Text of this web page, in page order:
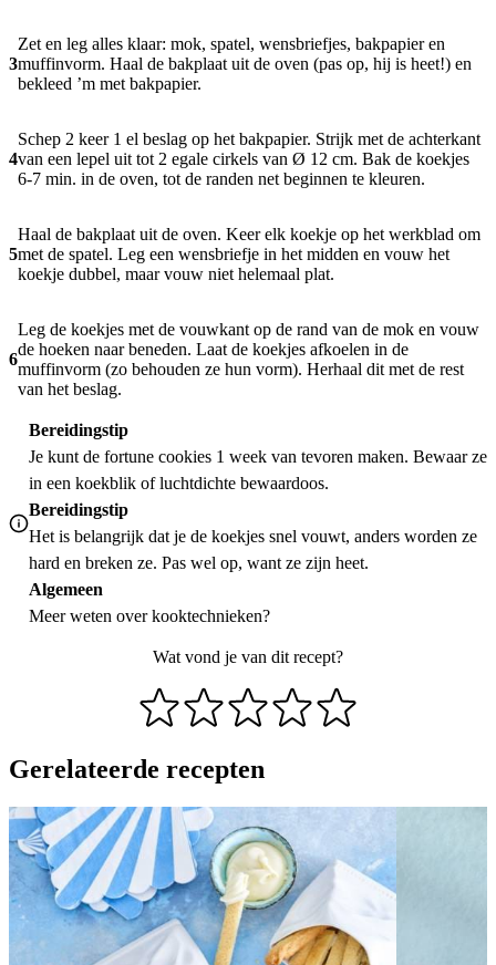
3
Zet en leg alles klaar: mok, spatel, wensbriefjes, bakpapier en
muffinvorm. Haal de bakplaat uit de oven (pas op, hij is heet!) en
bekleed ’m met bakpapier.
4
Schep 2 keer 1 el beslag op het bakpapier. Strijk met de achterkant
van een lepel uit tot 2 egale cirkels van Ø 12 cm. Bak de koekjes
6-7 min. in de oven, tot de randen net beginnen te kleuren.
5
Haal de bakplaat uit de oven. Keer elk koekje op het werkblad om
met de spatel. Leg een wensbriefje in het midden en vouw het
koekje dubbel, maar vouw niet helemaal plat.
6
Leg de koekjes met de vouwkant op de rand van de mok en vouw
de hoeken naar beneden. Laat de koekjes afkoelen in de
muffinvorm (zo behouden ze hun vorm). Herhaal dit met de rest
van het beslag.
Bereidingstip
Je kunt de fortune cookies 1 week van tevoren maken. Bewaar ze
in een koekblik of luchtdichte bewaardoos.
Bereidingstip
Het is belangrijk dat je de koekjes snel vouwt, anders worden ze
hard en breken ze. Pas wel op, want ze zijn heet.
Algemeen
Meer weten overkooktechnieken?
Wat vond je van dit recept?
Gerelateerde recepten